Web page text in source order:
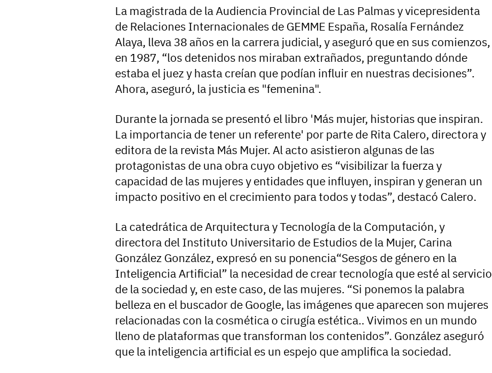
La magistrada de la Audiencia Provincial de Las Palmas y vicepresidenta
de Relaciones Internacionales de GEMME España, Rosalía Fernández
Alaya, lleva 38 años en la carrera judicial, y aseguró que en sus comienzos,
en 1987, “los detenidos nos miraban extrañados, preguntando dónde
estaba el juez y hasta creían que podían influir en nuestras decisiones”.
Ahora, aseguró, la justicia es "femenina".
Durante la jornada se presentó el libro 'Más mujer, historias que inspiran.
La importancia de tener un referente' por parte de Rita Calero, directora y
editora de la revista Más Mujer. Al acto asistieron algunas de las
protagonistas de una obra cuyo objetivo es “visibilizar la fuerza y
capacidad de las mujeres y entidades que influyen, inspiran y generan un
impacto positivo en el crecimiento para todos y todas”, destacó Calero.
La catedrática de Arquitectura y Tecnología de la Computación, y
directora del Instituto Universitario de Estudios de la Mujer, Carina
González González, expresó en su ponencia“Sesgos de género en la
Inteligencia Artificial” la necesidad de crear tecnología que esté al servicio
de la sociedad y, en este caso, de las mujeres. “Si ponemos la palabra
belleza en el buscador de Google, las imágenes que aparecen son mujeres
relacionadas con la cosmética o cirugía estética.. Vivimos en un mundo
lleno de plataformas que transforman los contenidos”. González aseguró
que la inteligencia artificial es un espejo que amplifica la sociedad.